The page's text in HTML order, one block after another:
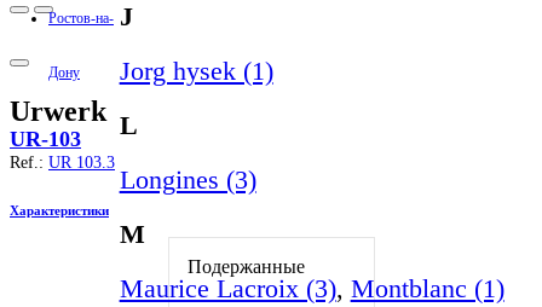
Ростов-на-
Дону
J
Jorg hysek (1)
L
Longines (3)
M
Maurice Lacroix (3), Montblanc (1)
Urwerk
UR-103
Ref.: UR 103.3
Характеристики
Подержанные
Лимитированные